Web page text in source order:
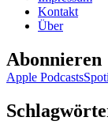
Kontakt
Über
Abonnieren
Apple Podcasts